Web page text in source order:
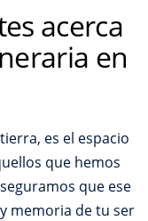
acerca
en
es el espacio
que hemos
que ese
memoria de tu ser